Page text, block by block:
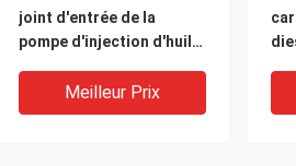
joint d'entrée de la
pompe d'injection d'huile
tuyauterieMeilleur Prix